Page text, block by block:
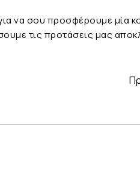
να σου προσφέρουμε μία
τις προτάσεις μας